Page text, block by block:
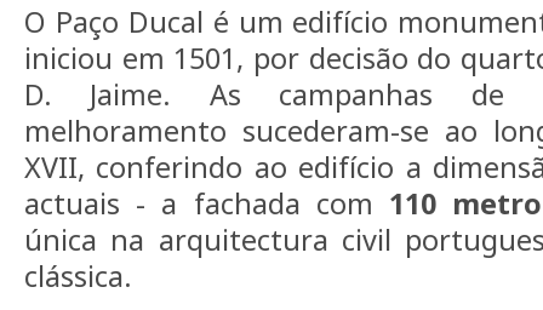
O Paço Ducal é um edifício
iniciou em 1501, por decisão do
D. Jaime. As campanhas de
melhoramento sucederam-se ao
XVII, conferindo ao edifício a
actuais - a fachada com 110
única na arquitectura civil
clássica.